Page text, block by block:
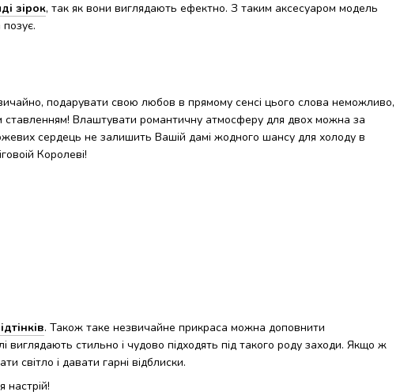
зірок, так як вони виглядають ефектно. З таким аксесуаром модель
подарувати свою любов в прямому сенсі цього слова неможливо,
Влаштувати романтичну атмосферу для двох можна за
сердець не залишить Вашій дамі жодного шансу для холоду в
Королеві!
. Також таке незвичайне прикраса можна доповнити
виглядають стильно і чудово підходять під такого роду заходи. Якщо ж
світло і давати гарні відблиски.
настрій!